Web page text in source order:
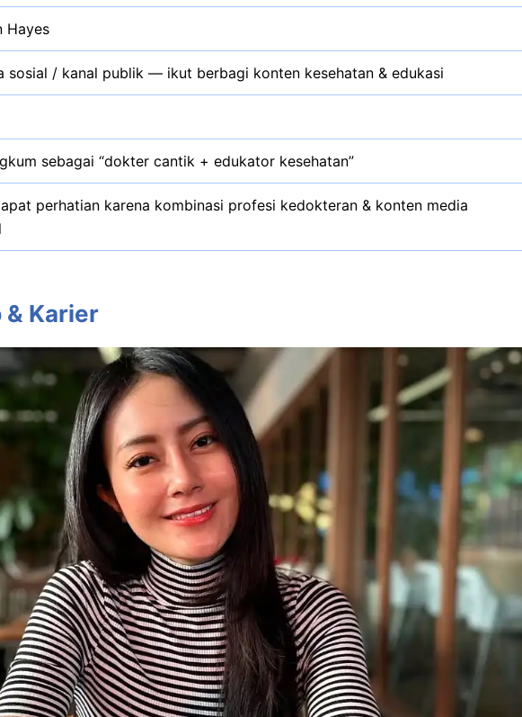
Hayes
sosial / kanal publik — ikut berbagi konten kesehatan & edukasi
sebagai “dokter cantik + edukator kesehatan”
perhatian karena kombinasi profesi kedokteran & konten media
& Karier